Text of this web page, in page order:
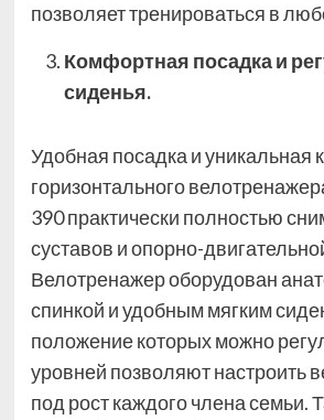
позволяет тренироваться в
Комфортная посадка и
сиденья.
Удобная посадка и уникальная
горизонтального
390 практически полностью
суставов и опорно-
Велотренажер оборудован
спинкой и удобным мягким
положение которых можно
уровней позволяют настроить
под рост каждого члена семьи.